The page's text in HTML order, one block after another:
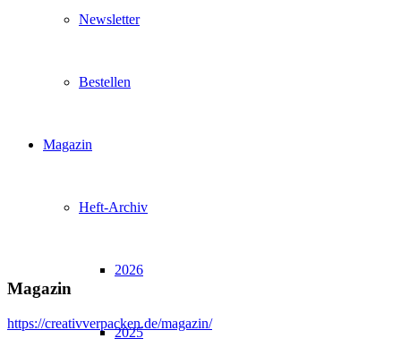
Newsletter
Bestellen
Magazin
Heft-Archiv
2026
2025
Magazin
https://creativverpacken.de/magazin/